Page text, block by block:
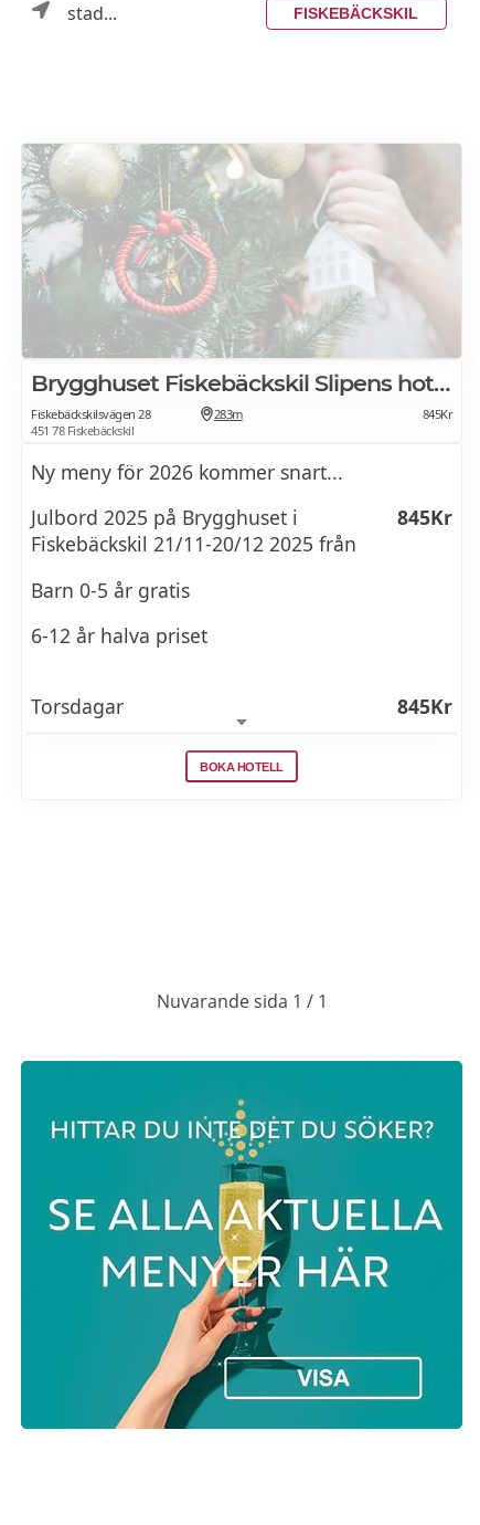
stad... FISKEBÄCKSKIL
Brygghuset Fiskebäckskil Slipens hotell
Fiskebäckskilsvägen 28
451 78 Fiskebäckskil
283m 845Kr
Ny meny för 2026 kommer snart...
Julbord 2025 på Brygghuset i
Fiskebäckskil 21/11-20/12 2025 från
845Kr
Barn 0-5 år gratis
6-12 år halva priset
Torsdagar
845Kr
Fredagar & lördagar
Torsdagar och fredagar mellan 17:00-20:30
Sittningstiden är 2,5 timma, längre vid
BOKA HOTELL
Nuvarande sida 1 / 1